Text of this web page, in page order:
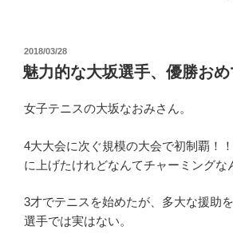
投
稿
日:
2018/03/28
魅力的な大坂選手、優勝おめ
女子テニスの大坂なおみさん。
4大大会に次ぐ規模の大会で初制覇！
に上げたけれどなんてチャーミングな
3才でテニスを始めたが、多大な援助
選手では実はない。